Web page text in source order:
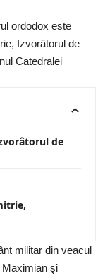
ordodox este
Izvorâtorul de
Catedralei
de
militar din veacul
şi